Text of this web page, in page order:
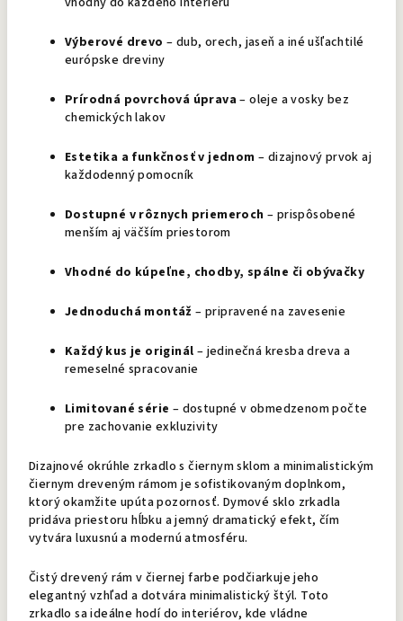
Výberové drevo – dub, orech, jaseň a iné ušľachtilé
európske dreviny
Prírodná povrchová úprava – oleje a vosky bez
chemických lakov
Estetika a funkčnosť v jednom – dizajnový prvok aj
každodenný pomocník
Dostupné v rôznych priemeroch – prispôsobené
menším aj väčším priestorom
Vhodné do kúpeľne, chodby, spálne či obývačky
Jednoduchá montáž – pripravené na zavesenie
Každý kus je originál – jedinečná kresba dreva a
remeselné spracovanie
Limitované série – dostupné v obmedzenom počte
pre zachovanie exkluzivity
Dizajnové okrúhle zrkadlo s čiernym sklom a minimalistickým
čiernym dreveným rámom je sofistikovaným doplnkom,
ktorý okamžite upúta pozornosť. Dymové sklo zrkadla
pridáva priestoru hĺbku a jemný dramatický efekt, čím
vytvára luxusnú a modernú atmosféru.
Čistý drevený rám v čiernej farbe podčiarkuje jeho
elegantný vzhľad a dotvára minimalistický štýl. Toto
zrkadlo sa ideálne hodí do interiérov, kde vládne